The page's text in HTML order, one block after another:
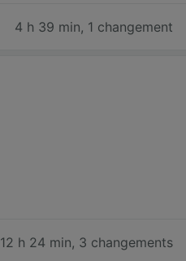
4 h 39 min, 1 changement
12 h 24 min, 3 changements